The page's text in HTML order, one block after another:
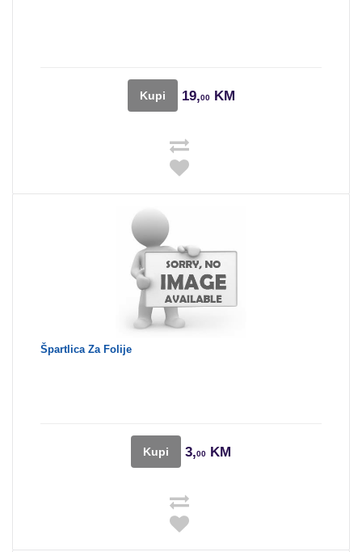
Kupi 19,00KM
Špartlica Za Folije
Kupi 3,00 KM